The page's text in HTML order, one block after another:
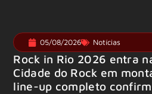
05/08/2026 Notícias
Rock in Rio 2026 entra
Cidade do Rock em
line-up completo